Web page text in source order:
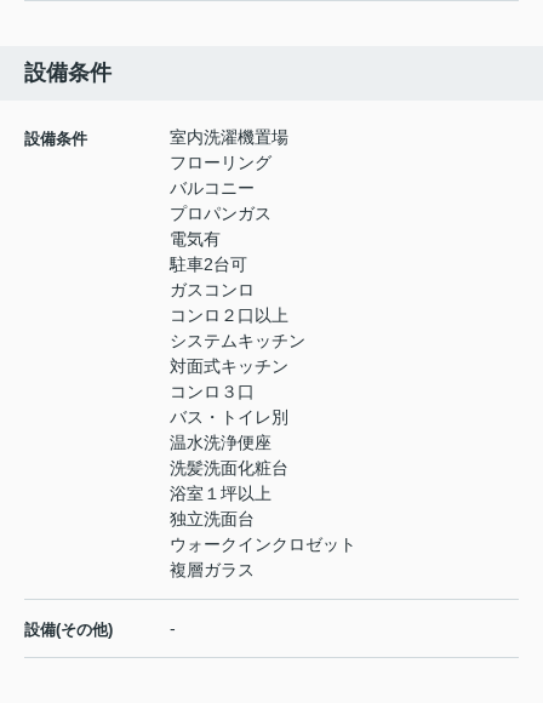
設備条件
設備条件
室内洗濯機置場
フローリング
バルコニー
プロパンガス
電気有
駐車2台可
ガスコンロ
コンロ２口以上
システムキッチン
対面式キッチン
コンロ３口
バス・トイレ別
温水洗浄便座
洗髪洗面化粧台
浴室１坪以上
独立洗面台
ウォークインクロゼット
複層ガラス
設備(その他) -